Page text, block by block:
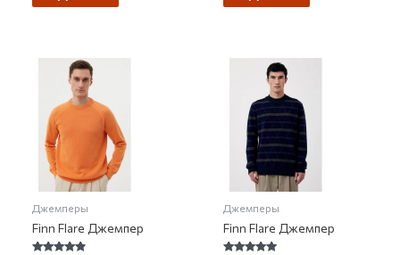
Джемперы
Finn Flare Джемпер
Джемперы
Finn Flare Джемпер